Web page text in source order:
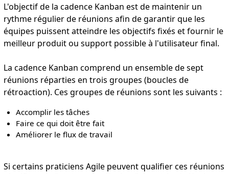
L'objectif de la cadence Kanban est de maintenir un
rythme régulier de réunions afin de garantir que les
équipes puissent atteindre les objectifs fixés et fournir le
meilleur produit ou support possible à l'utilisateur final.
La cadence Kanban comprend un ensemble de sept
réunions réparties en trois groupes (boucles de
rétroaction). Ces groupes de réunions sont les suivants :
Accomplir les tâches
Faire ce qui doit être fait
Améliorer le flux de travail
Si certains praticiens Agile peuvent qualifier ces réunions